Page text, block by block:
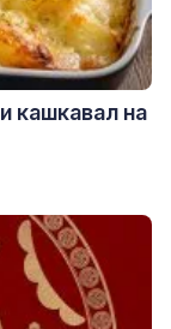
кашкавал на